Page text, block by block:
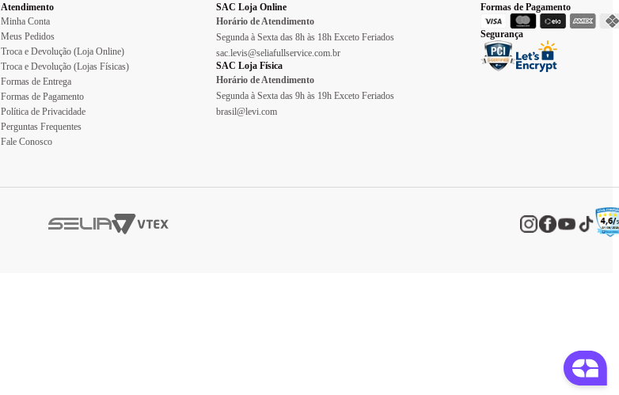
Atendimento
Minha Conta
Meus Pedidos
Troca e Devolução (Loja Online)
Troca e Devolução (Lojas Físicas)
Formas de Entrega
Formas de Pagamento
Política de Privacidade
Perguntas Frequentes
Fale Conosco
SAC Loja Online
Horário de Atendimento
Segunda à Sexta das 8h às 18h Exceto Feriados
sac.levis@seliafullservice.com.br
SAC Loja Física
Horário de Atendimento
Segunda à Sexta das 9h às 19h Exceto Feriados
brasil@levi.com
Formas de Pagamento
Segurança